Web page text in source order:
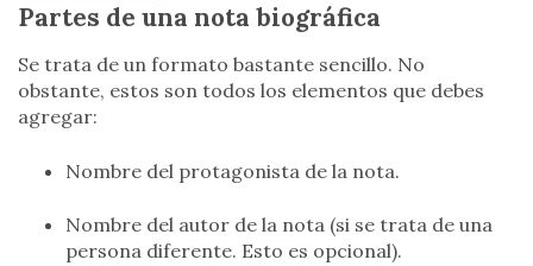
Partes de una nota biográfica
Se trata de un formato bastante sencillo. No
obstante, estos son todos los elementos que debes
agregar:
Nombre del protagonista de la nota.
Nombre del autor de la nota (si se trata de una
persona diferente. Esto es opcional).